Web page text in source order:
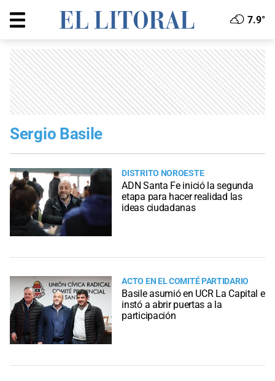
7.9°
Sergio Basile
DISTRITO NOROESTE
ADN Santa Fe inició la segunda
etapa para hacer realidad las
ideas ciudadanas
ACTO EN EL COMITÉ PARTIDARIO
Basile asumió en UCR La Capital e
instó a abrir puertas a la
participación